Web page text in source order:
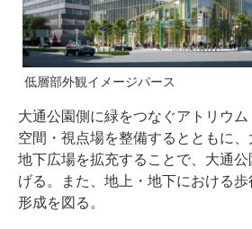
低層部外観イメージパース
大通公園側に緑をつなぐアトリウ
空間・視点場を整備するとともに
地下広場を拡充することで、大通
げる。また、地上・地下における
形成を図る。